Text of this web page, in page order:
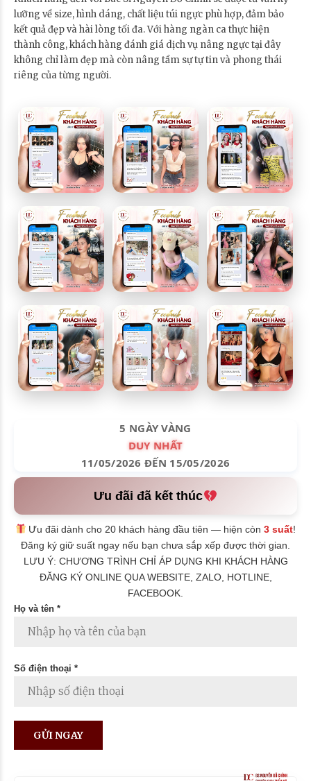
lưỡng về size, hình dáng, chất liệu túi ngực phù hợp, đảm bảo
kết quả đẹp và hài lòng tối đa. Với hàng ngàn ca thực hiện
thành công, khách hàng đánh giá dịch vụ nâng ngực tại đây
không chỉ làm đẹp mà còn nâng tầm sự tự tin và phong thái
riêng của từng người.
5 NGÀY VÀNG
DUY NHẤT
11/05/2026 ĐẾN 15/05/2026
Ưu đãi đã kết thúc
Ưu đãi dành cho 20 khách hàng đầu tiên — hiện còn3 suất!
Đăng ký giữ suất ngay nếu bạn chưa sắp xếp được thời gian.
LƯU Ý: CHƯƠNG TRÌNH CHỈ ÁP DỤNG KHI KHÁCH HÀNG
ĐĂNG KÝ ONLINE QUA WEBSITE, ZALO, HOTLINE,
FACEBOOK.
Họ và tên *
Số điện thoại *